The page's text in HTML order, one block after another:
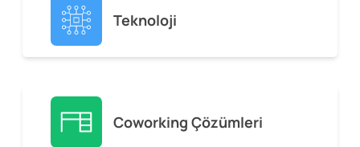
Teknoloji
Coworking Çözümleri